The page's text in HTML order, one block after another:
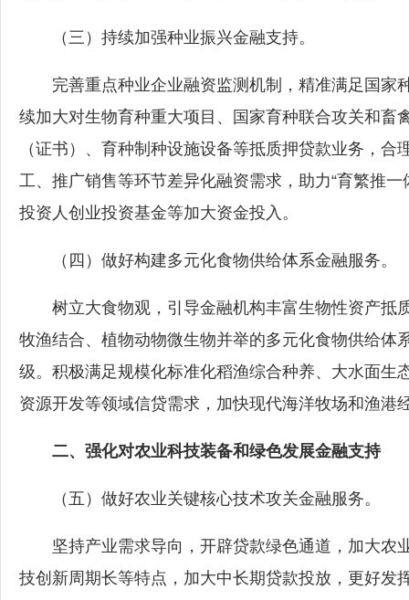
（三）持续加强种业振兴金融支持。
完善重点种业企业融资监测机制，精准满足国家
续加大对生物育种重大项目、国家育种联合攻关和畜
（证书）、育种制种设施设备等抵质押贷款业务，
工、推广销售等环节差异化融资需求，助力“育繁推
投资人创业投资基金等加大资金投入。
（四）做好构建多元化食物供给体系金融服务。
树立大食物观，引导金融机构丰富生物性资产抵
牧渔结合、植物动物微生物并举的多元化食物供给体
级。积极满足规模化标准化稻渔综合种养、大水面生
资源开发等领域信贷需求，加快现代海洋牧场和渔港
二、强化对农业科技装备和绿色发展金融支持
（五）做好农业关键核心技术攻关金融服务。
坚持产业需求导向，开辟贷款绿色通道，加大农
技创新周期长等特点，加大中长期贷款投放，更好发